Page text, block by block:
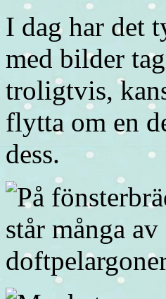
I dag har det
med bilder
troligtvis,
flytta om en
dess.